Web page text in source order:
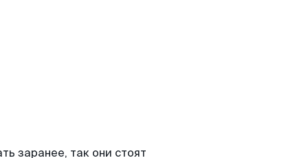
заранее, так они стоят